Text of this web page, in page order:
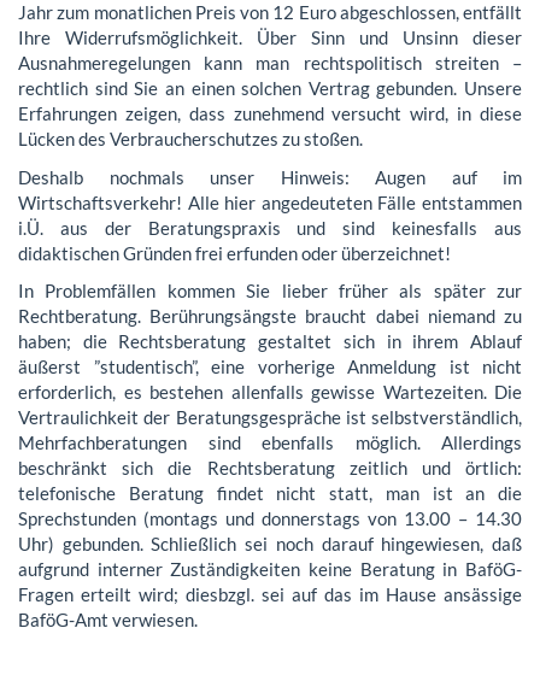
Jahr zum monatlichen Preis von 12 Euro abgeschlossen, entfällt
Ihre Widerrufsmöglichkeit. Über Sinn und Unsinn dieser
Ausnahmeregelungen kann man rechtspolitisch streiten –
rechtlich sind Sie an einen solchen Vertrag gebunden. Unsere
Erfahrungen zeigen, dass zunehmend versucht wird, in diese
Lücken des Verbraucherschutzes zu stoßen.
Deshalb nochmals unser Hinweis: Augen auf im
Wirtschaftsverkehr! Alle hier angedeuteten Fälle entstammen
i.Ü. aus der Beratungspraxis und sind keinesfalls aus
didaktischen Gründen frei erfunden oder überzeichnet!
In Problemfällen kommen Sie lieber früher als später zur
Rechtberatung. Berührungsängste braucht dabei niemand zu
haben; die Rechtsberatung gestaltet sich in ihrem Ablauf
äußerst ”studentisch”, eine vorherige Anmeldung ist nicht
erforderlich, es bestehen allenfalls gewisse Wartezeiten. Die
Vertraulichkeit der Beratungsgespräche ist selbstverständlich,
Mehrfachberatungen sind ebenfalls möglich. Allerdings
beschränkt sich die Rechtsberatung zeitlich und örtlich:
telefonische Beratung findet nicht statt, man ist an die
Sprechstunden (montags und donnerstags von 13.00 – 14.30
Uhr) gebunden. Schließlich sei noch darauf hingewiesen, daß
aufgrund interner Zuständigkeiten keine Beratung in BaföG-
Fragen erteilt wird; diesbzgl. sei auf das im Hause ansässige
BaföG-Amt verwiesen.